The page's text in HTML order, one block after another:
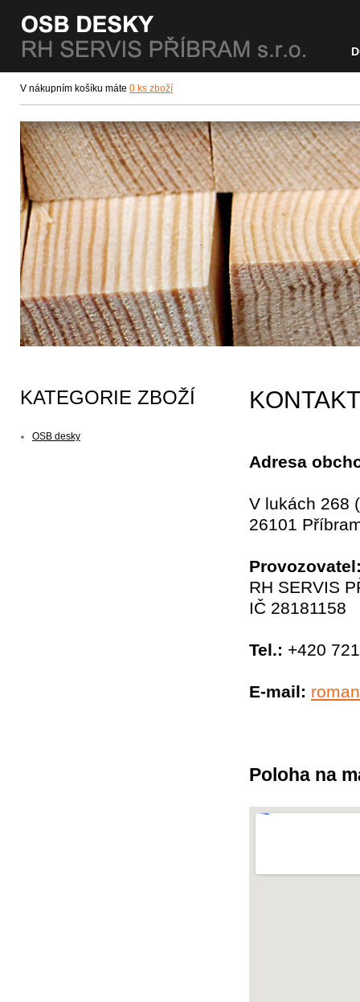
V nákupním košíku máte 0 ks zboží
KATEGORIE ZBOŽÍ
OSB desky
KONTAKT
Adresa
V lukách 268
26101
RH SERVIS
IČ 28181158
Tel.: +420
E-mail:
Poloha na